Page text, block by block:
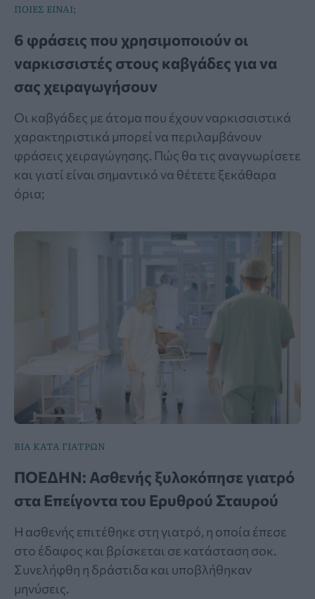
ΠΟΙΕΣ ΕΙΝΑΙ;
6 φράσεις που χρησιμοποιούν οι
ναρκισσιστές στους καβγάδες για να
σας χειραγωγήσουν
Οι καβγάδες με άτομα που έχουν ναρκισσιστικά
χαρακτηριστικά μπορεί να περιλαμβάνουν
φράσεις χειραγώγησης. Πώς θα τις αναγνωρίσετε
και γιατί είναι σημαντικό να θέτετε ξεκάθαρα
όρια;
ΒΙΑ ΚΑΤΑ ΓΙΑΤΡΩΝ
ΠΟΕΔΗΝ: Ασθενής ξυλοκόπησε γιατρό
στα Επείγοντα του Ερυθρού Σταυρού
Η ασθενής επιτέθηκε στη γιατρό, η οποία έπεσε
στο έδαφος και βρίσκεται σε κατάσταση σοκ.
Συνελήφθη η δράστιδα και υποβλήθηκαν
μηνύσεις.